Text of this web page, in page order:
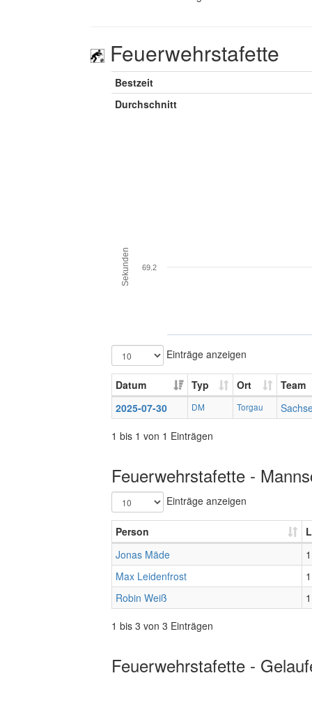
Feuerwehrstafette
Bestzeit
Durchschnitt
Sekunden 69.2
Einträge anzeigen
Datum Typ Ort
Team
2025-07-30
DM Torgau
1 bis 1 von 1 Einträgen
Feuerwehrstafette -
Einträge anzeigen
Person
Jonas Mäde
1
Max Leidenfrost
1
Robin Weiß
1
1 bis 3 von 3 Einträgen
Feuerwehrstafette -